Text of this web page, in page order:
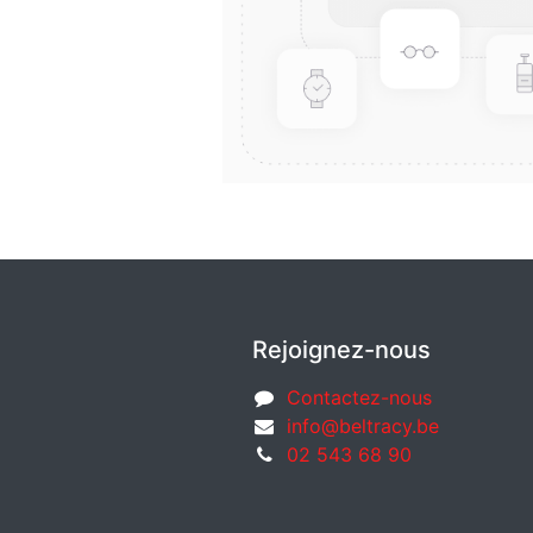
Rejoignez-nous
Contactez-nous
info@beltracy.be
02 543 68 90